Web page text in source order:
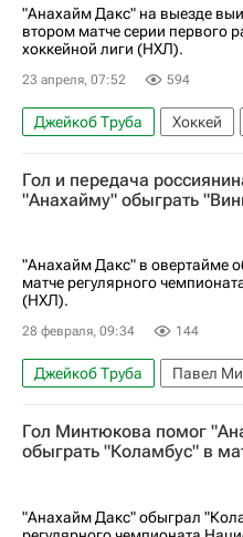
"Анахайм Дакс" на выезде
втором матче серии первого
хоккейной лиги (НХЛ).
23 апреля, 07:52 594
Джейкоб Труба Хоккей
Павел Минтюков
Райан Пелинг
Анахайм
Национальная хоккейная
Гол и передача
"Анахайму" обыграть
"Анахайм Дакс" в овертайме
матче регулярного
(НХЛ).
28 февраля, 09:34 144
Джейкоб Труба Павел
Крис Крайдер
Алекс
Виннипег Джетс
Гол Минтюкова помог
обыграть "Коламбус" в
"Анахайм Дакс" обыграл